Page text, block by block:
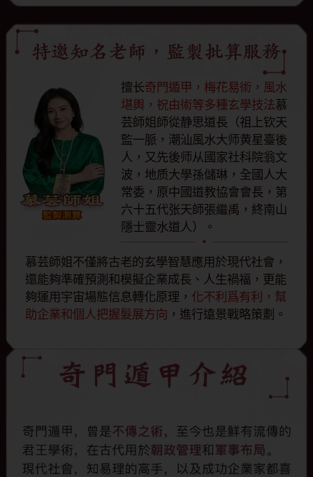
擅长奇門遁甲，梅花易術，風水
堪輿，祝由術等多種玄學技法慕
芸師姐師從静思道長（祖上钦天
監一脈，潮汕風水大师黄星臺後
人，又先後师从國家社科院翁文
波，地质大學孫儲琳，全國人大
常委，原中國道教協會會長，第
六十五代张天師張繼禹，終南山
隱士靈水道人）。
慕芸師姐不僅將古老的玄學智慧應用於現代社會，
還能夠準確預測和模擬企業成長、人生禍福，更能
夠運用宇宙場態信息轉化原理， 化不利爲有利，幫
助企業和個人把握髮展方向 ，進行遠景戰略策劃。